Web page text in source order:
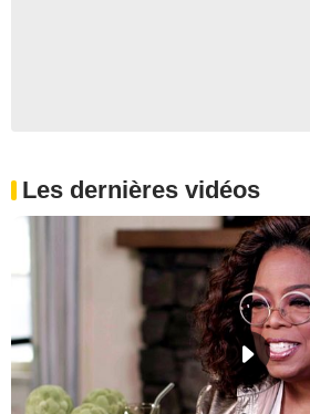
Les dernières vidéos